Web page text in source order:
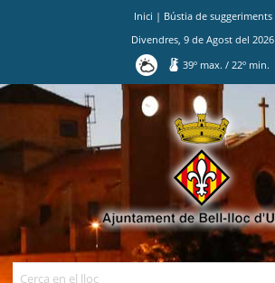
Inici | Bústia de suggeriments
Divendres 9 de Agost del 2026
39º max./ 22º min.